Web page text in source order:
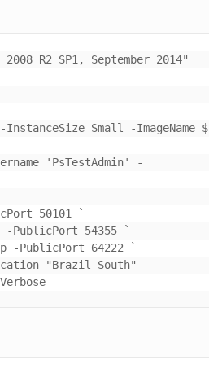
R2 SP1, September 2014"
Small -ImageName